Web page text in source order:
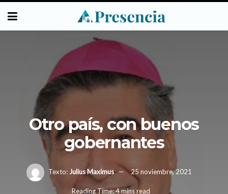
Otro país, con buenos
gobernantes
Texto: Julius Maximus 25 noviembre, 2021
Reading Time: 4 mins read